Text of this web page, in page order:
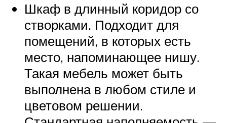
Шкаф в длинный коридор со
створками. Подходит для
помещений, в которых есть
место, напоминающее нишу.
Такая мебель может быть
выполнена в любом стиле и
цветовом решении.